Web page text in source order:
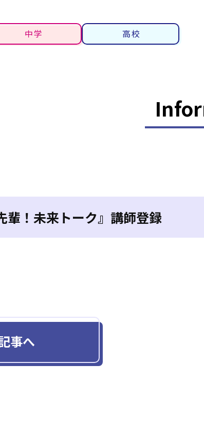
中学 高校
輩！未来トーク』講師登録
事へ